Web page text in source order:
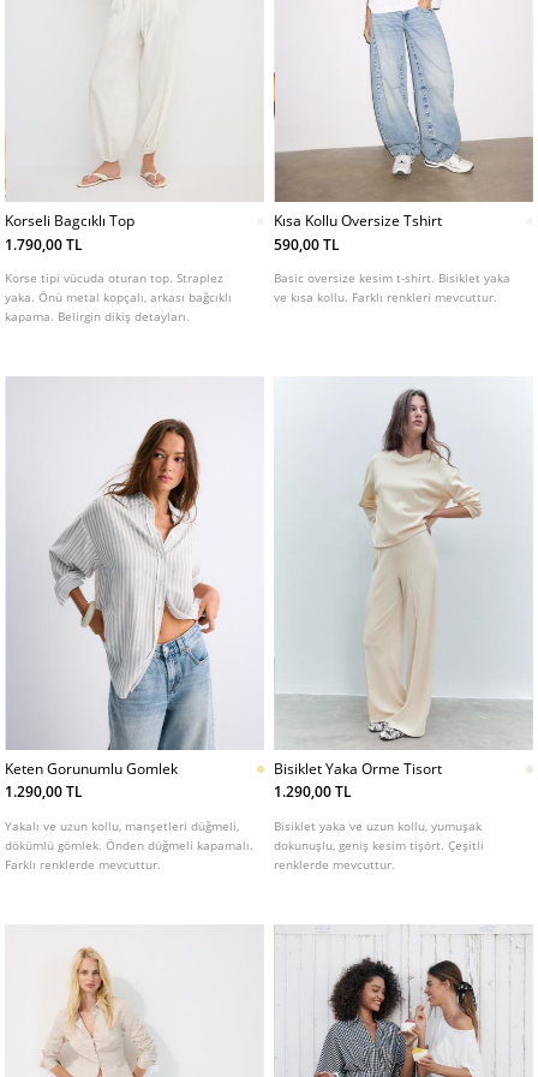
Korseli Bagcıklı Top
1.790,00 TL
Korse tipi vücuda oturan top. Straplez
yaka. Önü metal kopçalı, arkası bağcıklı
kapama. Belirgin dikiş detayları.
Kısa Kollu Oversize Tshirt
590,00 TL
Basic oversize kesim t-shirt. Bisiklet yaka
ve kısa kollu. Farklı renkleri mevcuttur.
Keten Gorunumlu Gomlek
1.290,00 TL
Yakalı ve uzun kollu, manşetleri düğmeli,
dökümlü gömlek. Önden düğmeli kapamalı.
Farklı renklerde mevcuttur.
Bisiklet Yaka Orme Tisort
1.290,00 TL
Bisiklet yaka ve uzun kollu, yumuşak
dokunuşlu, geniş kesim tişört. Çeşitli
renklerde mevcuttur.